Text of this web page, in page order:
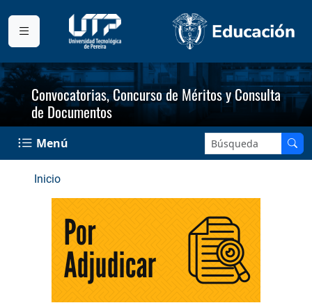
Convocatorias, Concurso de Méritos y Consulta
de Documentos
Menú de navegación institucional
Menú Buscar en el sitio:
Inicio